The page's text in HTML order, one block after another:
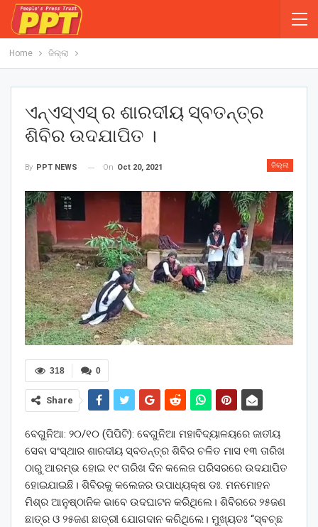
Home ଜିଲ୍ଲା
ଏନ୍ଏସ୍ଏସ୍ ର ଶାରଦୀୟ ସ୍ବତନ୍ତ୍ର
ଶିବିର ଉଦଯାପିତ ।
ଜିଲ୍ଲା
By PPT NEWS On Oct 20, 2021
0
318
Share
ବେଗୁନିଆ: ୨୦/୧୦ (ପିପିଟି): ବେଗୁନିଆ ମହାବିଦ୍ୟାଳୟରେ ଜାତୀୟ
ସେବା ସଂସ୍ଥାର ଶାରଦୀୟ ସ୍ବତନ୍ତ୍ର ଶିବିର ଚଳିତ ମାସ ୧୩ ତାରିଖ
ଠାରୁ ଆରମ୍ଭ ହୋଇ ୧୯ ତାରିଖ ଦିନ କଲେଜ ପରିସରରେ ଉଦଯାପିତ
ହୋଇଯାଇଛି। ଶିବିରକୁ କଲେଜର ଉପାଧ୍ୟକ୍ଷ ଡଃ. ମନମୋହନ
ମିଶ୍ର ଆନୁଷ୍ଠାନିକ ଭାବେ ଉଦଘାଟନ କରିଥିଲେ। ଶିବିରରେ ୨୫ଜଣ
ଛାତ୍ର ଓ ୨୫ଜଣ ଛାତ୍ରୀ ଯୋଗଦାନ କରିଥିଲେ। ମୁଖ୍ୟତଃ “ସ୍ବଚ୍ଛ